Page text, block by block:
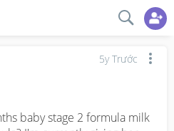
5y Trước
baby stage 2 formula milk